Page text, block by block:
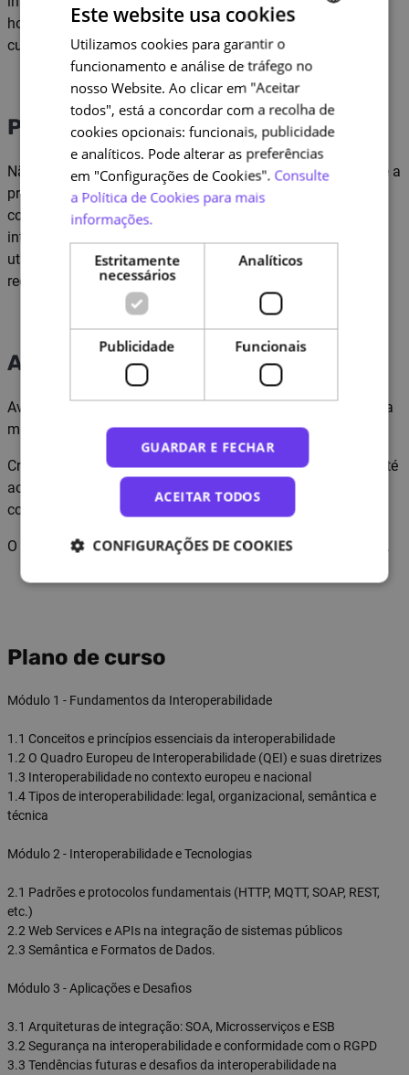
hotspots, tabs, flashcards) e uma avaliação final no fim do
curso.
Pré-requisitos
Não são exigidos pré-requisitos formais. O curso destina-se a
profissionais da Administração Pública, com interesse em
compreender os princípios da interoperabilidade e a
integração de sistemas. Conhecimentos básicos de
utilização de tecnologias digitais e navegação na web são
recomendados para melhor acompanhar os conteúdos.
Avaliação e certificação
Avaliação final do curso, composta por questões de escolha
múltipla com feedback imediato.
Critérios de aprovação: conclusão de todas as atividades até
ao ecrã final e obtenção mínima de 50% de respostas
corretas em cada avaliação final.
O formando recebe certificação após a conclusão do curso.
Plano de curso
Módulo 1 - Fundamentos da Interoperabilidade
1.1 Conceitos e princípios essenciais da interoperabilidade
1.2 O Quadro Europeu de Interoperabilidade (QEI) e suas diretrizes
1.3 Interoperabilidade no contexto europeu e nacional
1.4 Tipos de interoperabilidade: legal, organizacional, semântica e
técnica
Módulo 2 - Interoperabilidade e Tecnologias
2.1 Padrões e protocolos fundamentais (HTTP, MQTT, SOAP, REST,
etc.)
2.2 Web Services e APIs na integração de sistemas públicos
2.3 Semântica e Formatos de Dados.
Módulo 3 - Aplicações e Desafios
3.1 Arquiteturas de integração: SOA, Microsserviços e ESB
3.2 Segurança na interoperabilidade e conformidade com o RGPD
3.3 Tendências futuras e desafios da interoperabilidade na
ENGLISH
Este website usa cookies
Utilizamos cookies para garantir o
funcionamento e análise de tráfego no
nosso Website. Ao clicar em "Aceitar
todos", está a concordar com a recolha de
cookies opcionais: funcionais, publicidade
e analíticos. Pode alterar as preferências
em "Configurações de Cookies". Consulte
a Política de Cookies para mais
informações.
Estritamente
necessários
Analíticos
Publicidade Funcionais
GUARDAR E FECHAR
ACEITAR TODOS
CONFIGURAÇÕES DE COOKIES